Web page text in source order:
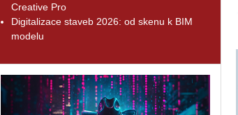
Creative Pro
Digitalizace staveb 2026: od skenu k BIM
modelu